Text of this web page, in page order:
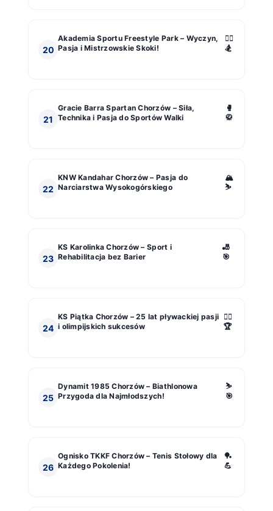
20
Akademia Sportu Freestyle Park – Wyczyn,
Pasja i Mistrzowskie Skoki!
🤸‍♂️
🏂
21
Gracie Barra Spartan Chorzów – Siła,
Technika i Pasja do Sportów Walki
🥊
🥋
22
KNW Kandahar Chorzów – Pasja do
Narciarstwa Wysokogórskiego
🏔️
⛷️
23
KS Karolinka Chorzów – Sport i
Rehabilitacja bez Barier
🎳
🎯
24
KS Piątka Chorzów – 25 lat pływackiej pasji
i olimpijskich sukcesów
🏊‍♂️
🏆
25
Dynamit 1985 Chorzów – Biathlonowa
Przygoda dla Najmłodszych!
⛷️
🎯
26
Ognisko TKKF Chorzów – Tenis Stołowy dla
Każdego Pokolenia!
🏓
💪